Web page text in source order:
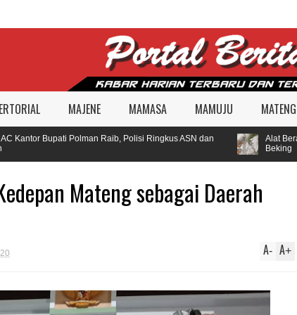
MAJENE MAMASA MAMUJU MATENG
Bupati Polman Raib, Polisi Ringkus ASN dan
Alat Berat
Beking
Mateng sebagai Daerah
A+
A-